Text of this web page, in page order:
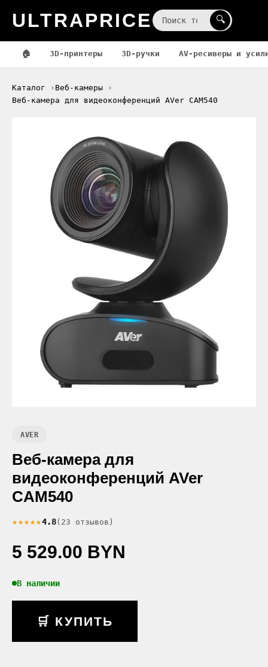
ULTRAPRICE 🔍
🏠 3D-принтеры 3D-ручки AV-ресиверы и
Каталог
Веб-камеры
Веб-камера для видеоконференций AVer CAM540
AVER
Веб-камера для
видеоконференций AVer
CAM540
★★★★★4.8(23 отзывов)
5 529.00 BYN
В наличии
🛒 КУПИТЬ